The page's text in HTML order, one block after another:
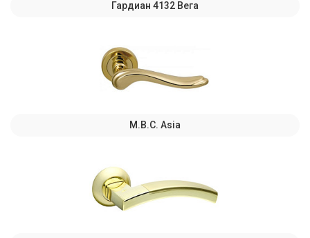
Гардиан 4132 Вега
M.B.C. Asia